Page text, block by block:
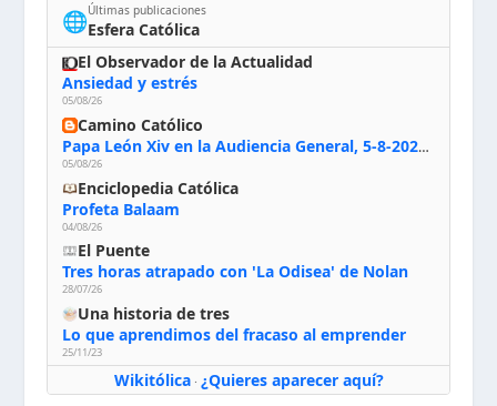
🌐Últimas publicaciones
Esfera Católica
El Observador de la Actualidad
Ansiedad y estrés
05/08/26
Camino Católico
Papa León Xiv en la Audiencia General, 5-8-2026: «Dios en el primer puesto; la oración, nuestra primera obligación; la liturgia, la primera fuente de la vida divina que se nos comunica, la primera escuela de nuestra vida espiritual»
05/08/26
Enciclopedia Católica
Profeta Balaam
04/08/26
El Puente
Tres horas atrapado con 'La Odisea' de Nolan
28/07/26
Una historia de tres
Lo que aprendimos del fracaso al emprender
25/11/23
Wikitólica· ¿Quieres aparecer aquí?